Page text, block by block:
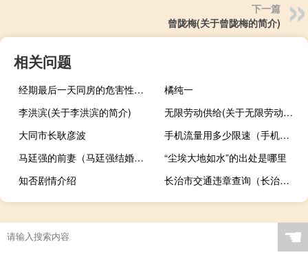
下一篇
曾陇梅(关于曾陇梅的简介)
相关问题
经期最后一天同房的危害性会怀孕吗（经期最后一天同房的危害）
橘纯一
李洪滨(关于李洪滨的简介)
无限劳动供给(关于无限劳动供给的简介)
大同市长耿彦波
手机流量用多少限速（手机流量限速一般是多少）
马廷强的前妻（马廷强结婚几次只结了一次婚为人处事十分低调）
“尘埃大地如水”的出处是哪里
知否剧情介绍
长治市交通违章查询（长治交通违章查询）
☚